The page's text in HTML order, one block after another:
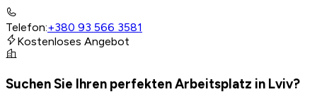
Telefon:+380 93 566 3581
Kostenloses Angebot
Suchen Sie Ihren perfekten Arbeitsplatz in Lviv?